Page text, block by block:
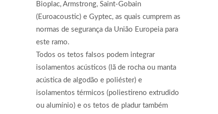
Bioplac, Armstrong, Saint-Gobain
(Euroacoustic) e Gyptec, as quais cumprem as
normas de segurança da União Europeia para
este ramo.
Todos os tetos falsos podem integrar
isolamentos acústicos (lã de rocha ou manta
acústica de algodão e poliéster) e
isolamentos térmicos (poliestireno extrudido
ou alumínio) e os tetos de pladur também